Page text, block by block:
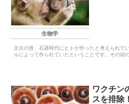
生物学
太古の昔、石器時代にヒトが作ったと考えられて
ルによって作られていたということです。その頭
ワクチン
スを排除